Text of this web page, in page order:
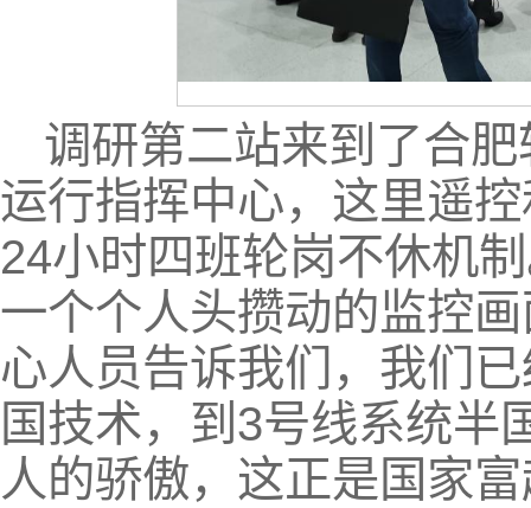
调研第二站来到了合
运行指挥中心，这里遥
24小时四班轮岗不休机
一个个人头攒动的监控
心人员告诉我们，我们
国技术，到3号线系统半
人的骄傲，这正是国家